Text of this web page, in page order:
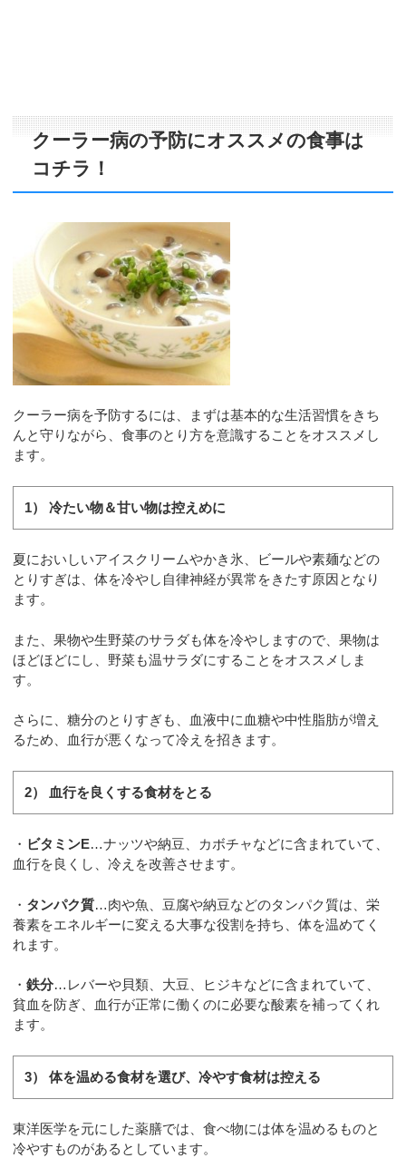
クーラー病の予防にオススメの食事は
コチラ！
クーラー病を予防するには、まずは基本的な生活習慣をきち
んと守りながら、食事のとり方を意識することをオススメし
ます。
1） 冷たい物＆甘い物は控えめに
夏においしいアイスクリームやかき氷、ビールや素麺などの
とりすぎは、体を冷やし自律神経が異常をきたす原因となり
ます。
また、果物や生野菜のサラダも体を冷やしますので、果物は
ほどほどにし、野菜も温サラダにすることをオススメしま
す。
さらに、糖分のとりすぎも、血液中に血糖や中性脂肪が増え
るため、血行が悪くなって冷えを招きます。
2） 血行を良くする食材をとる
・ ビタミンE…ナッツや納豆、カボチャなどに含まれていて、
血行を良くし、冷えを改善させます。
・ タンパク質…肉や魚、豆腐や納豆などのタンパク質は、栄
養素をエネルギーに変える大事な役割を持ち、体を温めてく
れます。
・鉄分…レバーや貝類、大豆、ヒジキなどに含まれていて、
貧血を防ぎ、血行が正常に働くのに必要な酸素を補ってくれ
ます。
3） 体を温める食材を選び、冷やす食材は控える
東洋医学を元にした薬膳では、食べ物には体を温めるものと
冷やすものがあるとしています。